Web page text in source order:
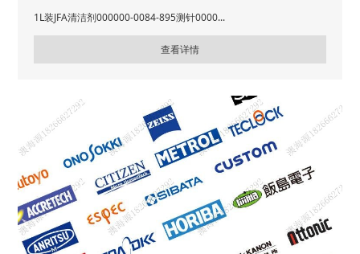
1L装JFA清洁剂000000-0084-895测针0000...
查看详情